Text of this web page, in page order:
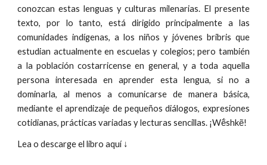
conozcan estas lenguas y culturas milenarias. El presente
texto, por lo tanto, está dirigido principalmente a las
comunidades indígenas, a los niños y jóvenes bribris que
estudian actualmente en escuelas y colegios; pero también
a la población costarricense en general, y a toda aquella
persona interesada en aprender esta lengua, si no a
dominarla, al menos a comunicarse de manera básica,
mediante el aprendizaje de pequeños diálogos, expresiones
cotidianas, prácticas variadas y lecturas sencillas. ¡Wẽ́shkẽ!
Lea o descarge el libro aquí ↓